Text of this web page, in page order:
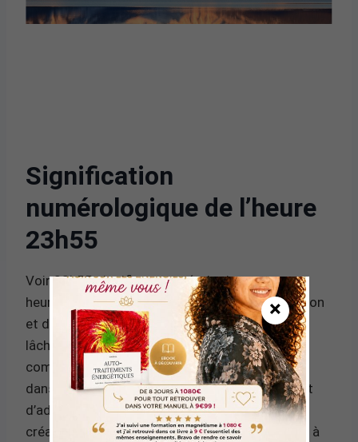
Signification
numérologique de l’heure
23h55
Voir 23h55 signifie en numérologie que cette
heure est un puissant symbole de transformation
et de fin de cycle. Elle évoque la nécessité de
lâcher prise et de se préparer à de nouveaux
commencements. Les chiffres 2 et 5, présents
dans cette heure, renforcent l’idée d’équilibre et
d’adaptabilité, tandis que le 3 suggère une
créativité florissante. Cette combinaison invite à
×